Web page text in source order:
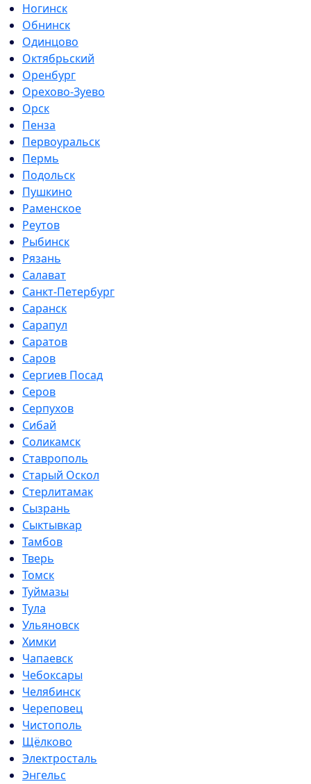
Ногинск
Обнинск
Одинцово
Октябрьский
Оренбург
Орехово-Зуево
Орск
Пенза
Первоуральск
Пермь
Подольск
Пушкино
Раменское
Реутов
Рыбинск
Рязань
Салават
Санкт-Петербург
Саранск
Сарапул
Саратов
Саров
Сергиев Посад
Серов
Серпухов
Сибай
Соликамск
Ставрополь
Старый Оскол
Стерлитамак
Сызрань
Сыктывкар
Тамбов
Тверь
Томск
Туймазы
Тула
Ульяновск
Химки
Чапаевск
Чебоксары
Челябинск
Череповец
Чистополь
Щёлково
Электросталь
Энгельс